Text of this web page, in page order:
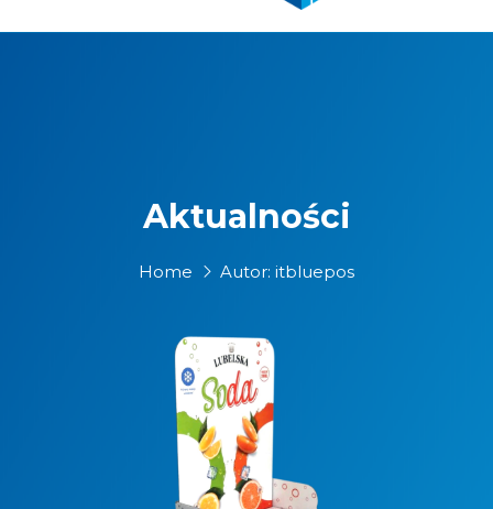
Aktualności
Home Autor: itbluepos